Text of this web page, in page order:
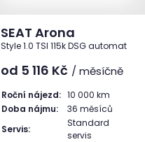
SEAT Arona
Style 1.0 TSI 115k DSG automat
od 5 116 Kč / měsíčně
Roční nájezd: 10 000 km
Doba nájmu:
36 měsíců
Servis:
Standard
servis